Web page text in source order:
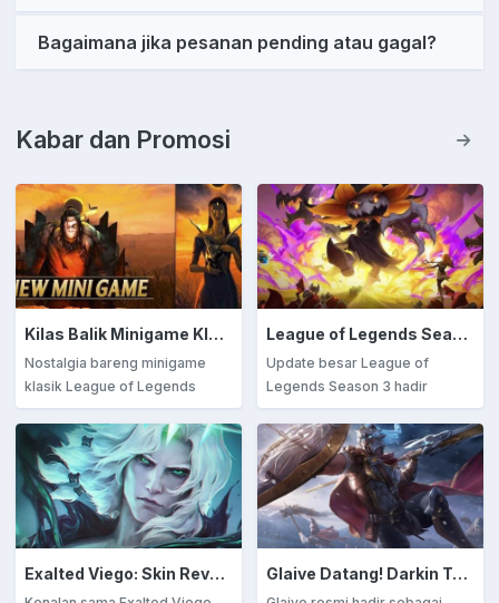
Bagaimana jika pesanan pending atau gagal?
Kabar dan Promosi
Kilas Balik Minigame Klasik League of Legends: Dari Demons Hand hingga Koeshin!
Nostalgia bareng minigame
klasik League of Legends
seperti Demons Hand &
Koeshin! Intip kembali
keseruan game-game ikonik
yang pernah meramaikan
komunitas LoL. Temukan kisah
lengkapnya & lihat bagaimana
minigame ini membentuk
sejarah Riot Games!
League of Legends Season 3: Doom Bots Kembali, WASD Movement Hadir, dan Summoner’s Rift Diremake Total!
Update besar League of
Legends Season 3 hadir
dengan kembalinya Doom
Bots, fitur WASD movement,
dan remake total Summoner’s
Rift. Bersiaplah untuk
pengalaman bermain yang
lebih seru dan kompetitif!
Exalted Viego: Skin Revolusioner di League of Legends yang Beradaptasi dengan Role Glaive Datang! Darkin Terakhir yang Akan Mengubah Segalanya di League of Legends Season 3